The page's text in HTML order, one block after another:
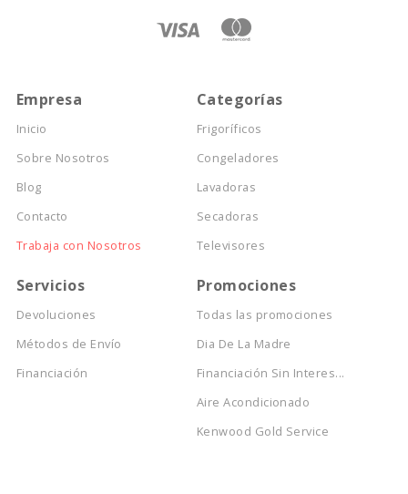
Empresa
Inicio
Sobre Nosotros
Blog
Contacto
Trabaja con Nosotros
Categorías
Frigoríficos
Congeladores
Lavadoras
Secadoras
Televisores
Servicios
Devoluciones
Métodos de Envío
Financiación
Promociones
Todas las promociones
Dia De La Madre
Financiación Sin Interes...
Aire Acondicionado
Kenwood Gold Service